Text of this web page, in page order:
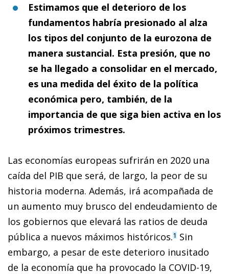
Estimamos que el deterioro de los
fundamentos habría presionado al alza
los tipos del conjunto de la eurozona de
manera sustancial. Esta presión, que no
se ha llegado a consolidar en el mercado,
es una medida del éxito de la política
económica pero, también, de la
importancia de que siga bien activa en los
próximos trimestres.
Las economías europeas sufrirán en 2020 una
caída del PIB que será, de largo, la peor de su
historia moderna. Además, irá acompañada de
un aumento muy brusco del endeudamiento de
los gobiernos que elevará las ratios de deuda
pública a nuevos máximos históricos.1 Sin
embargo, a pesar de este deterioro inusitado
de la economía que ha provocado la COVID-19,